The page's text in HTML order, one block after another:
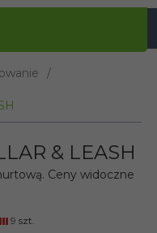
& LEASH
Ceny widoczne
9 szt.